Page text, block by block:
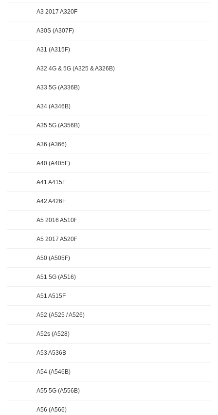
A3 2017 A320F
A30S (A307F)
A31 (A315F)
A32 4G & 5G (A325 & A326B)
A33 5G (A336B)
A34 (A346B)
A35 5G (A356B)
A36 (A366)
A40 (A405F)
A41 A415F
A42 A426F
A5 2016 A510F
A5 2017 A520F
A50 (A505F)
A51 5G (A516)
A51 A515F
A52 (A525 / A526)
A52s (A528)
A53 A536B
A54 (A546B)
A55 5G (A556B)
A56 (A566)